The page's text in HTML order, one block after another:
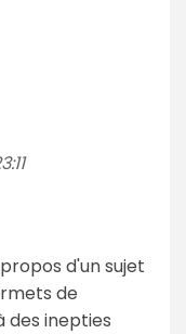
d'un sujet
de
des inepties